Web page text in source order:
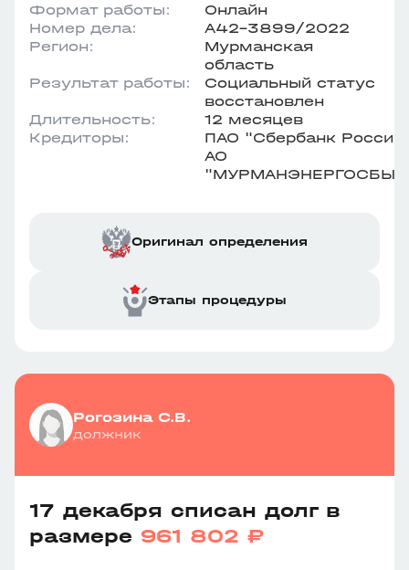
Формат работы:
Онлайн
Номер дела:
А42-3899/2022
Регион:
Мурманская
область
Результат работы:
Социальный статус
восстановлен
Длительность:
12 месяцев
Кредиторы:
ПАО "Сбербанк
АО
Оригинал определения
Этапы процедуры
Рогозина С.В.
должник
17 декабря списан долг в
размере 961 802 ₽